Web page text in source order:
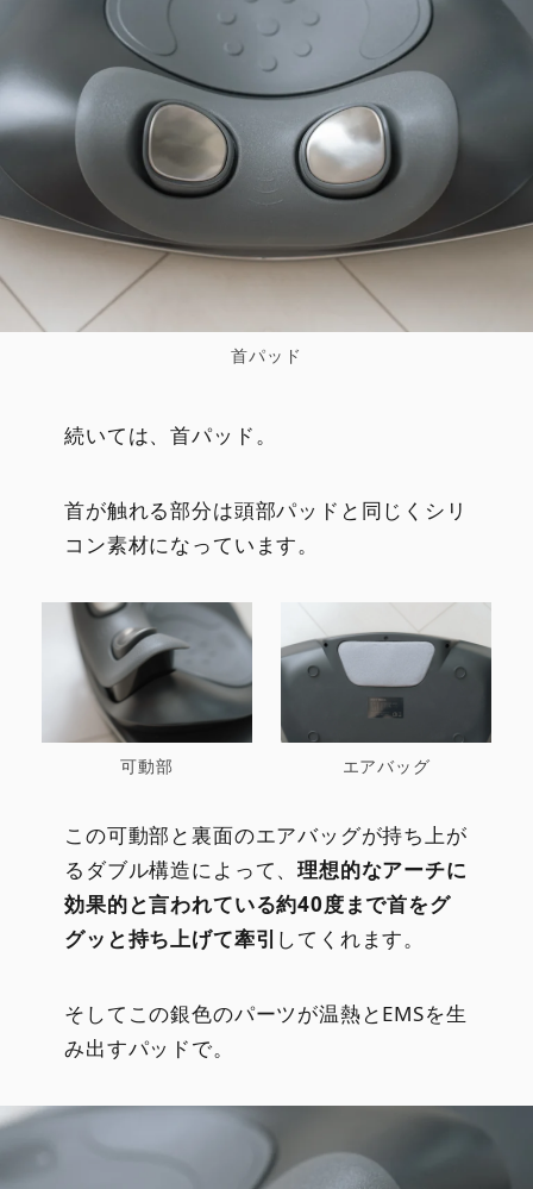
首パッド
続いては、首パッド。
首が触れる部分は頭部パッドと同じくシリ
コン素材になっています。
可動部 エアバッグ
この可動部と裏面のエアバッグが持ち上が
るダブル構造によって、理想的なアーチに
効果的と言われている約40度まで首をグ
グッと持ち上げて牽引 してくれます。
そしてこの銀色のパーツが温熱とEMSを生
み出すパッドで。